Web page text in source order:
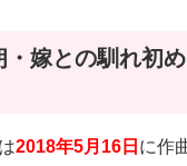
・嫁との馴れ初
2018年5月16日 に作